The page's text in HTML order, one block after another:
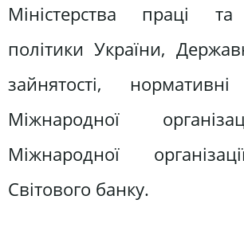
Міністерства праці та
політики України,
зайнятості,
Міжнародної
Міжнародної
Світового банку.